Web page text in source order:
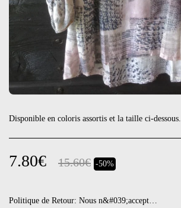
Disponible en coloris assortis et la taille ci-dessous.
7.80€ 15.60€ -50%
Politique de Retour: Nous n&#039;acceptons pas de retour. Si toutefois il devait y avoir un défaut, nous nous gardons de vous proposer une note de crédit sur votre prochaine commande.